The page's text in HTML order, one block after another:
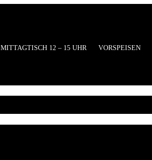
MITTAGTISCH 12 – 15 UHR VORSPEISEN